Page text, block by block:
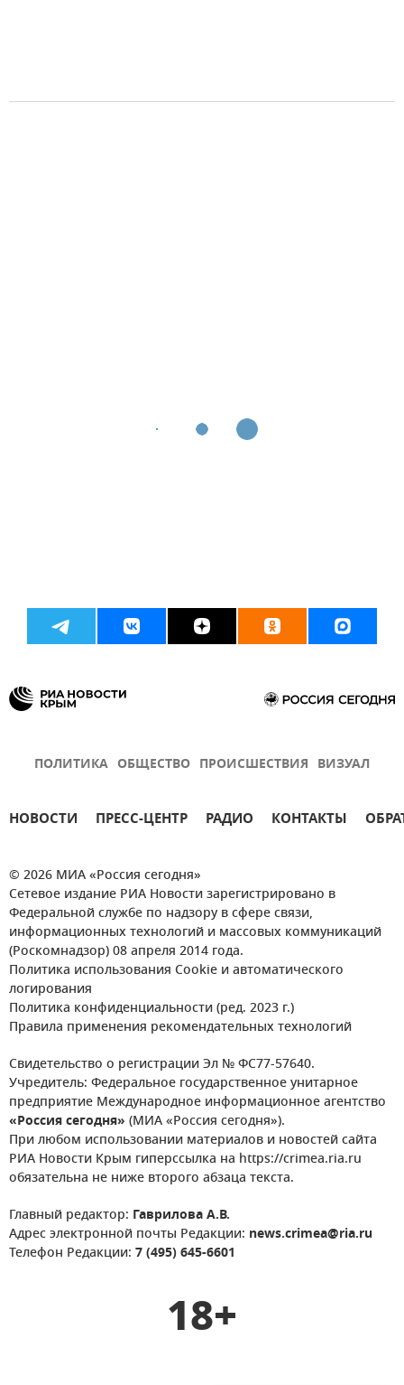
ПОЛИТИКА ОБЩЕСТВО ПРОИСШЕСТВИЯ ВИЗУАЛ
НОВОСТИ ПРЕСС-ЦЕНТР РАДИО КОНТАКТЫ
© 2026 МИА «Россия сегодня»
Сетевое издание РИА Новости зарегистрировано в
Федеральной службе по надзору в сфере связи,
информационных технологий и массовых коммуникаций
(Роскомнадзор) 08 апреля 2014 года.
Политика использования Cookie и автоматического
логирования
Политика конфиденциальности (ред. 2023 г.)
Правила применения рекомендательных технологий
Свидетельство о регистрации Эл № ФС77-57640.
Учредитель: Федеральное государственное унитарное
предприятие Международное информационное агентство
«Россия сегодня» (МИА «Россия сегодня»).
При любом использовании материалов и новостей сайта
РИА Новости Крым гиперссылка на https://crimea.ria.ru
обязательна не ниже второго абзаца текста.
Главный редактор: Гаврилова А.В.
Адрес электронной почты Редакции: news.crimea@ria.ru
Телефон Редакции: 7 (495) 645-6601
18+